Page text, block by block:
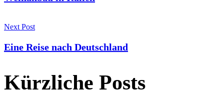
Next Post
Eine Reise nach Deutschland
Kürzliche Posts